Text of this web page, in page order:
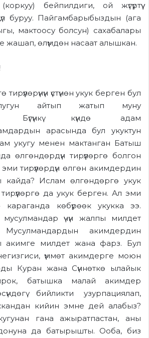
бейпилдиги, ой жүгүртүү
буруу. Пайгамбарыбыздын (ага
мактоосу болсун) сахабалары
жашап, өлүмдөн насаат алышкан.
тирүүлөрүнүн үстүнөн укук берген бул
айтып жатып муну
күндө адам
ын арасында бул укуктун
укугу менен мактанган Батыш
да өлгөндөрдүн тирүүлөргө болгон
тирүүлөрдүн өлгөн акимдердин
кайда? Ислам өлгөндөргө укук
да укук берген. Ал эми
караганда көбүрөөк укукка ээ.
мусулмандарүчүн жалпы милдет
акимдердин
акимге милдет жана фарз. Бул
үммөт акимдерге моюн
Куран жана Сүннөткө ылайык
батышка малай акимдер
бийликти узурпациялап,
кийин эмне дей алабыз?
гана ажыратпастан, аны
да батырышты. Ооба, биз